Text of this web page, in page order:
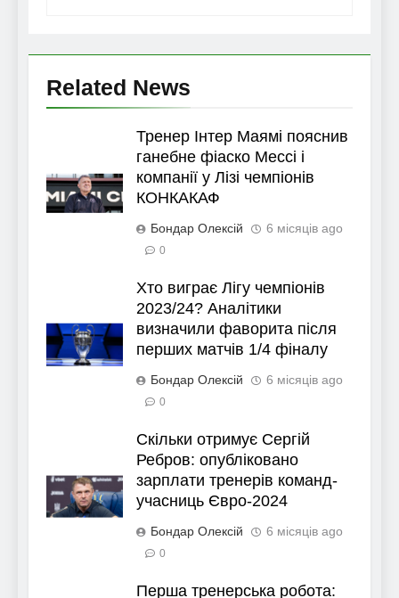
Related News
Тренер Інтер Маямі пояснив
ганебне фіаско Мессі і
компанії у Лізі чемпіонів
КОНКАКАФ
Бондар Олексій 6 місяців ago
0
Хто виграє Лігу чемпіонів
2023/24? Аналітики
визначили фаворита після
перших матчів 1/4 фіналу
Бондар Олексій 6 місяців ago
0
Скільки отримує Сергій
Ребров: опубліковано
зарплати тренерів команд-
учасниць Євро-2024
Бондар Олексій 6 місяців ago
0
Перша тренерська робота: